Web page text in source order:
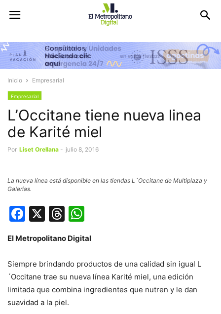
Inicio Empresarial
Empresarial
L’Occitane tiene nueva linea
de Karité miel
Por Liset Orellana - julio 8, 2016
La nueva línea está disponible en las tiendas L´Occitane de Multiplaza y
Galerías.
Facebook
X Threads
El Metropolitano Digital
Siempre brindando productos de una calidad sin igual L
´Occitane trae su nueva línea Karité miel, una edición
limitada que combina ingredientes que nutren y le dan
suavidad a la piel.